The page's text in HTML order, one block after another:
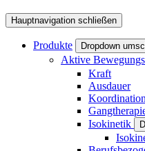
Hauptnavigation schließen
Produkte Dropdown
Aktive
Kraft
Ausdauer
Isokinetik